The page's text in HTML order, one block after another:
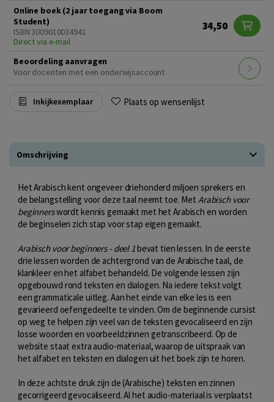
Online boek (2 jaar toegang via Boom
Student)
ISBN 3009010034941
Direct via e-mail
34,50
Beoordeling aanvragen
Voor docenten met een onderwijsaccount
Inkijkexemplaar Plaats op wensenlijst
Omschrijving
Het Arabisch kent ongeveer driehonderd miljoen sprekers en
de belangstelling voor deze taal neemt toe. Met Arabisch voor
beginnerswordt kennis gemaakt met het Arabisch en worden
de beginselen zich stap voor stap eigen gemaakt.
Arabisch voor beginners - deel 1bevat tien lessen. In de eerste
drie lessen worden de achtergrond van de Arabische taal, de
klankleer en het alfabet behandeld. De volgende lessen zijn
opgebouwd rond teksten en dialogen. Na iedere tekst volgt
een grammaticale uitleg. Aan het einde van elke les is een
gevarieerd oefengedeelte te vinden. Om de beginnende cursist
op weg te helpen zijn veel van de teksten gevocaliseerd en zijn
losse woorden en voorbeeldzinnen getranscribeerd. Op de
website staat extra audio-materiaal, waarop de uitspraak van
het alfabet en teksten en dialogen uit het boek zijn te horen.
In deze achtste druk zijn de (Arabische) teksten en zinnen
gecorrigeerd gevocaliseerd. Al het audio-materiaal is verplaatst